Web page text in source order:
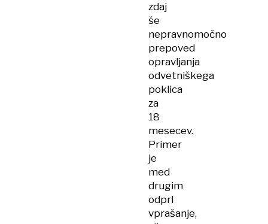
zdaj
še
nepravnomočno
prepoved
opravljanja
odvetniškega
poklica
za
18
mesecev.
Primer
je
med
drugim
odprl
vprašanje,